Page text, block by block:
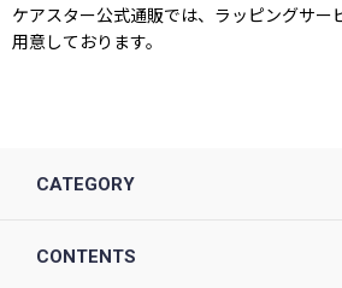
ケアスター公式通販では、ラッピングサー
用意しております。
CATEGORY
CONTENTS